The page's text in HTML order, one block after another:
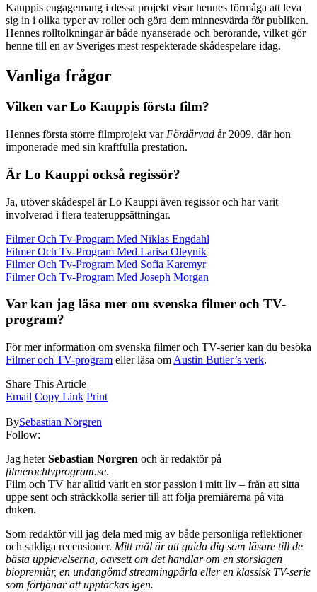
Kauppis engagemang i dessa projekt visar hennes förmåga att leva
sig in i olika typer av roller och göra dem minnesvärda för publiken.
Hennes rolltolkningar är både nyanserade och berörande, vilket gör
henne till en av Sveriges mest respekterade skådespelare idag.
Vanliga frågor
Vilken var Lo Kauppis första film?
Hennes första större filmprojekt var Fördärvad år 2009, där hon
imponerade med sin kraftfulla prestation.
Är Lo Kauppi också regissör?
Ja, utöver skådespel är Lo Kauppi även regissör och har varit
involverad i flera teateruppsättningar.
Filmer Och Tv-Program Med Niklas Engdahl
Filmer Och Tv-Program Med Larisa Oleynik
Filmer Och Tv-Program Med Sofia Karemyr
Filmer Och Tv-Program Med Joseph Morgan
Var kan jag läsa mer om svenska filmer och TV-
program?
För mer information om svenska filmer och TV-serier kan du besöka
Filmer och TV-program eller läsa om Austin Butler’s verk.
Share This Article
Email Copy Link Print
BySebastian Norgren
Follow:
Jag heterSebastian Norgren och är redaktör på
filmerochtvprogram.se.
Film och TV har alltid varit en stor passion i mitt liv – från att sitta
uppe sent och sträckkolla serier till att följa premiärerna på vita
duken.
Som redaktör vill jag dela med mig av både personliga reflektioner
och sakliga recensioner. Mitt mål är att guida dig som läsare till de
bästa upplevelserna, oavsett om det handlar om en storslagen
biopremiär, en undangömd streamingpärla eller en klassisk TV-serie
som förtjänar att upptäckas igen.